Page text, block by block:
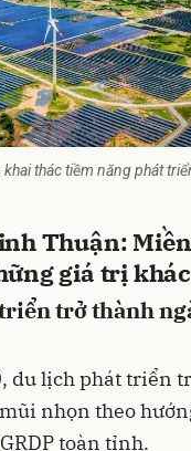
thác tiềm năng phát
Thuận:
giá trị
trở thành
du lịch phát triển
nhọn theo
toàn tỉnh.